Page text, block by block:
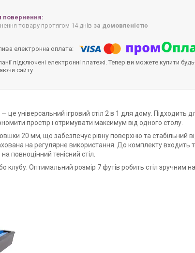
товару протягом 14 днів за домовленістю
підключені електронні платежі. Тепер ви можете купити
сайту.
це універсальний ігровий стіл 2 в 1 для дому. Підходить
простір і отримувати максимум від одного столу.
20 мм, що забезпечує рівну поверхню та стабільний
на регулярне використання. До комплекту входить
повноцінний тенісний стіл.
клубу. Оптимальний розмір 7 футів робить стіл зручним